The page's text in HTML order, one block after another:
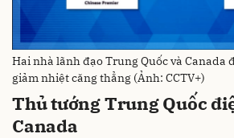
Hai nhà lãnh đạo Trung Quốc và Canada
giảm nhiệt căng thẳng (Ảnh: CCTV+)
Thủ tướng Trung Quốc
Canada